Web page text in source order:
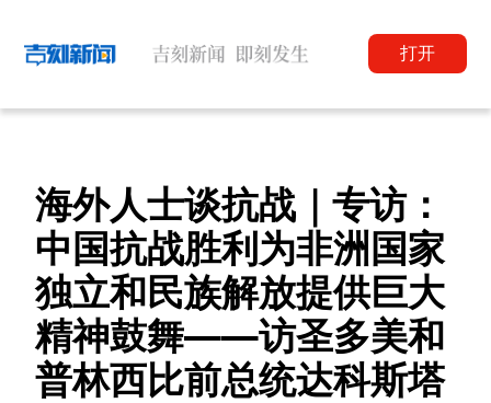
打开
海外人士谈抗战｜专访：
中国抗战胜利为非洲国家
独立和民族解放提供巨大
精神鼓舞——访圣多美和
普林西比前总统达科斯塔